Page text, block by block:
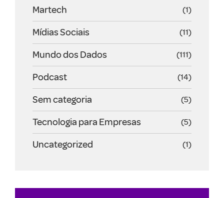
Martech (1)
Mídias Sociais (11)
Mundo dos Dados (111)
Podcast (14)
Sem categoria (5)
Tecnologia para Empresas (5)
Uncategorized (1)